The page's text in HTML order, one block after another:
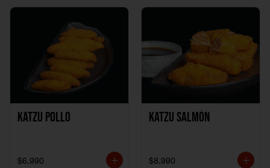
Katzu Pollo
$6.990
Katzu Salmón
$8.990